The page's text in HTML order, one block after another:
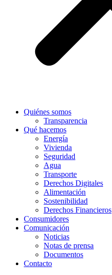
Quiénes somos
Transparencia
Qué hacemos
Energía
Vivienda
Seguridad
Agua
Transporte
Derechos Digitales
Alimentación
Sostenibilidad
Derechos Financieros
Consumidores
Comunicación
Noticias
Notas de prensa
Documentos
Contacto